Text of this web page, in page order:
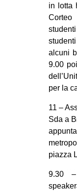
in lotta
alcuni
9.00
per la
11 –
Sda a
piazza
9.30